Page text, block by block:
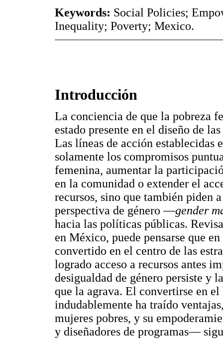
Keywords: Social Policies;
Inequality; Poverty; Mexico.
Introducción
La conciencia de que la pobreza
estado presente en el diseño de
Las líneas de acción
solamente los compromisos
femenina, aumentar la
en la comunidad o extender el
recursos, sino que también piden
perspectiva de género —gender
hacia las políticas públicas.
en México, puede pensarse que
convertido en el centro de las
logrado acceso a recursos antes
desigualdad de género persiste y
que la agrava. El convertirse en
indudablemente ha traído
mujeres pobres, y su
y diseñadores de programas—